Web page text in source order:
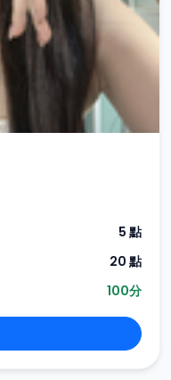
5 點
20 點
100分